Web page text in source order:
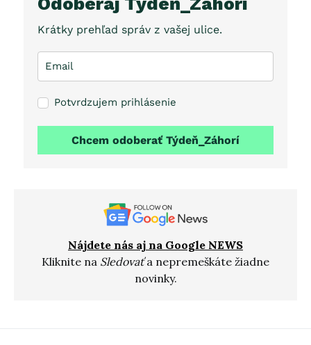
Krátky prehľad správ z vašej ulice.
Potvrdzujem prihlásenie
Chcem odoberať Týdeň_Záhorí
Nájdete nás aj na Google NEWS
Kliknite na Sledovaťa nepremeškáte žiadne
novinky.